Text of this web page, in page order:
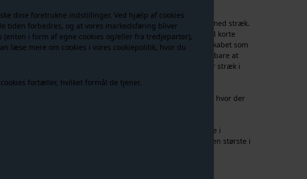
dine foretrukne indstillinger. Ved hjælp af cookies
tiden forbedres, og at vores markedsføring bliver
i form af egne cookies og/eller fra tredjeparter),
læse mere om cookies i vores cookiepolitik, hvor du
fortæller, hvilket formål de tjener.
Så lækker basic tee fra JJXX i en lækker økologisk bomuld med stræk.
Gigi SS Tee i lyserød er med en tætsiddende pasform med korte
ærmer og rund hals. T-shirten er perfekt at have i klædeskabet som
basic f.eks. under dine skjorter og stropbluser, men også bare at
bruge til et par jeans. Utrolig behagelig at have på og har stræk i
OBS! Den er mere lyserød i virkeligheden end på billedet, hvor der
Vi vurderer den er lidt til den lille side i
størrelsen. Svinger du mellem størrelser, vil vi anbefale den største i